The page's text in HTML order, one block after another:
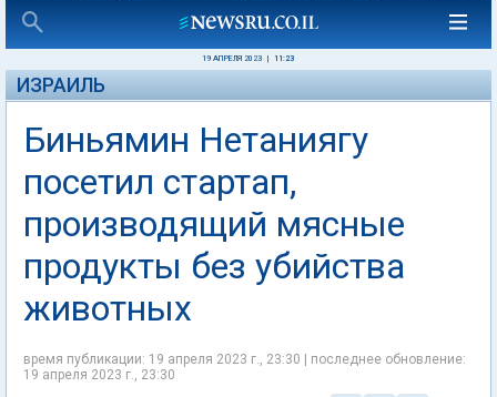
19 АПРЕЛЯ 2023 11:23
ИЗРАИЛЬ
Биньямин Нетаниягу
посетил стартап,
производящий мясные
продукты без убийства
животных
время публикации: 19 апреля 2023 г., 23:30 | последнее обновление:
19 апреля 2023 г., 23:30